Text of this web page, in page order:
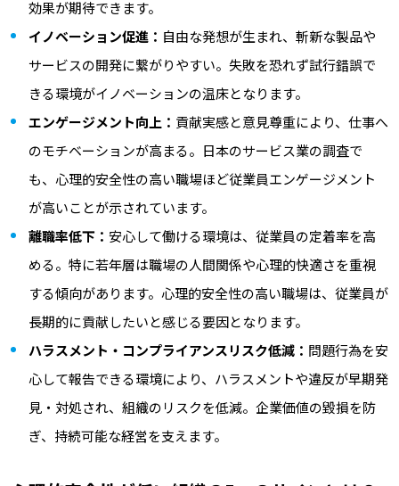
効果が期待できます。
イノベーション促進： 自由な発想が生まれ、斬新な製品や
サービスの開発に繋がりやすい。失敗を恐れず試行錯誤で
きる環境がイノベーションの温床となります。
エンゲージメント向上： 貢献実感と意見尊重により、仕事へ
のモチベーションが高まる。日本のサービス業の調査で
も、心理的安全性の高い職場ほど従業員エンゲージメント
が高いことが示されています。
離職率低下： 安心して働ける環境は、従業員の定着率を高
める。特に若年層は職場の人間関係や心理的快適さを重視
する傾向があります。心理的安全性の高い職場は、従業員が
長期的に貢献したいと感じる要因となります。
ハラスメント・コンプライアンスリスク低減： 問題行為を安
心して報告できる環境により、ハラスメントや違反が早期発
見・対処され、組織のリスクを低減。企業価値の毀損を防
ぎ、持続可能な経営を支えます。